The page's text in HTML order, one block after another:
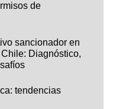
de
sancionador en
Diagnóstico,
tendencias